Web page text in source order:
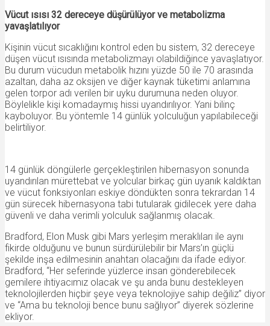
Vücut ısısı 32 dereceye düşürülüyor ve metabolizma
yavaşlatılıyor
Kişinin vücut sıcaklığını kontrol eden bu sistem, 32 dereceye
düşen vücut ısısında metabolizmayı olabildiğince yavaşlatıyor.
Bu durum vücudun metabolik hızını yüzde 50 ile 70 arasında
azaltan, daha az oksijen ve diğer kaynak tüketimi anlamına
gelen torpor adı verilen bir uyku durumuna neden oluyor.
Böylelikle kişi komadaymış hissi uyandırılıyor. Yani bilinç
kayboluyor. Bu yöntemle 14 günlük yolculuğun yapılabileceği
belirtiliyor.
14 günlük döngülerle gerçekleştirilen hibernasyon sonunda
uyandırılan mürettebat ve yolcular birkaç gün uyanık kaldıktan
ve vücut fonksiyonları eskiye döndükten sonra tekrardan 14
gün sürecek hibernasyona tabi tutularak gidilecek yere daha
güvenli ve daha verimli yolculuk sağlanmış olacak.
Bradford, Elon Musk gibi Mars yerleşim meraklıları ile aynı
fikirde olduğunu ve bunun sürdürülebilir bir Mars’ın güçlü
şekilde inşa edilmesinin anahtarı olacağını da ifade ediyor.
Bradford, “Her seferinde yüzlerce insan gönderebilecek
gemilere ihtiyacımız olacak ve şu anda bunu destekleyen
teknolojilerden hiçbir şeye veya teknolojiye sahip değiliz” diyor
ve “Ama bu teknoloji bence bunu sağlıyor” diyerek sözlerine
ekliyor.